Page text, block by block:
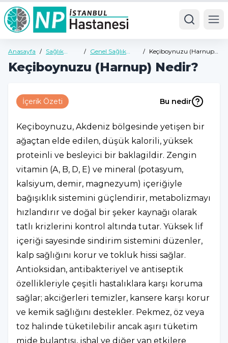
Anasayfa / Sağlık
/ Genel Sağlık
/ Keçiboynuzu (Harnup)
Keçiboynuzu (Harnup) Nedir?
İçerik Özeti Bu nedir
Keçiboynuzu, Akdeniz bölgesinde yetişen bir
ağaçtan elde edilen, düşük kalorili, yüksek
proteinli ve besleyici bir baklagildir. Zengin
vitamin (A, B, D, E) ve mineral (potasyum,
kalsiyum, demir, magnezyum) içeriğiyle
bağışıklık sistemini güçlendirir, metabolizmayı
hızlandırır ve doğal bir şeker kaynağı olarak
tatlı krizlerini kontrol altında tutar. Yüksek lif
içeriği sayesinde sindirim sistemini düzenler,
kalp sağlığını korur ve tokluk hissi sağlar.
Antioksidan, antibakteriyel ve antiseptik
özellikleriyle çeşitli hastalıklara karşı koruma
sağlar; akciğerleri temizler, kansere karşı korur
ve kemik sağlığını destekler. Pekmez, öz veya
toz halinde tüketilebilir ancak aşırı tüketim
mide bulantısı, ishal ve diğer yan etkilere